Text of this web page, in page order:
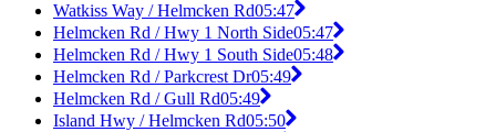
Watkiss Way / Helmcken Rd05:47
Helmcken Rd / Hwy 1 North Side05:47
Helmcken Rd / Hwy 1 South Side05:48
Helmcken Rd / Parkcrest Dr05:49
Helmcken Rd / Gull Rd05:49
Island Hwy / Helmcken Rd05:50